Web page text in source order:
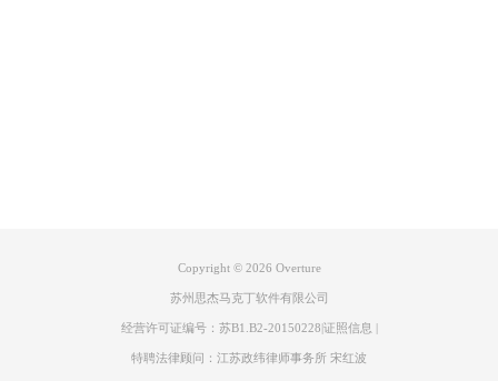
Copyright © 2026 Overture
苏州思杰马克丁软件有限公司
经营许可证编号：苏B1.B2-20150228 证照信息
特聘法律顾问：江苏政纬律师事务所 宋红波